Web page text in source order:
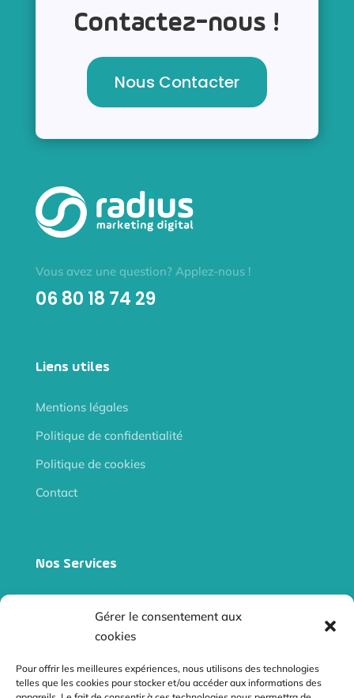
Gérer le consentement aux
cookies
Pour offrir les meilleures expériences, nous utilisons des technologies
telles que les cookies pour stocker et/ou accéder aux informations des
Contactez-nous !
Nous Contacter
Vous avez une question? Applez-nous !
06 80 18 74 29
Liens utiles
Mentions légales
Politique de confidentialité
Politique de cookies
Contact
Nos Services
Site e-commerce
Référencement naturel